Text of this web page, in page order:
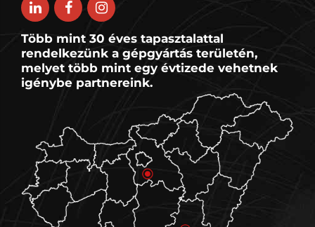
Több mint 30 éves tapasztalattal
rendelkezünk a gépgyártás területén,
melyet több mint egy évtizede vehetnek
igénybe partnereink.